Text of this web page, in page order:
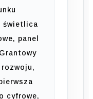
świetlica
panel
cyfrowe,